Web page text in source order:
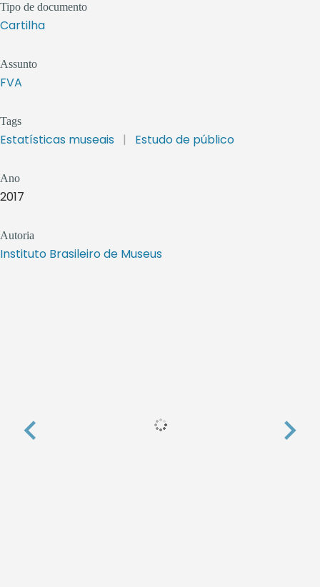
Tipo de documento
Cartilha
Assunto
FVA
Tags
Estatísticas museais | Estudo de público
Ano
2017
Autoria
Instituto Brasileiro de Museus